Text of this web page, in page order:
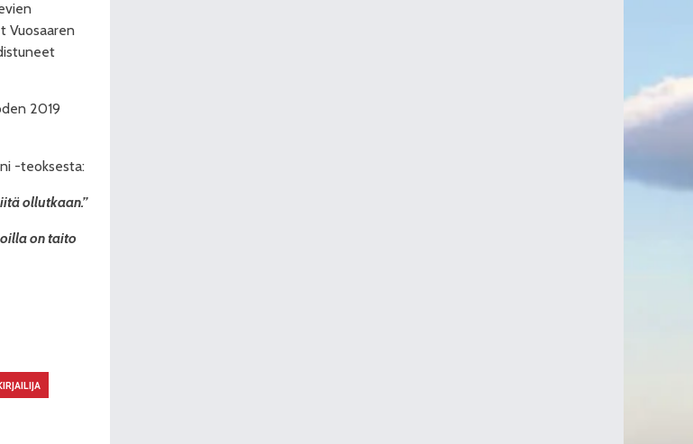
Vuosaaren
2019
-teoksesta:
ollutkaan.”
on taito